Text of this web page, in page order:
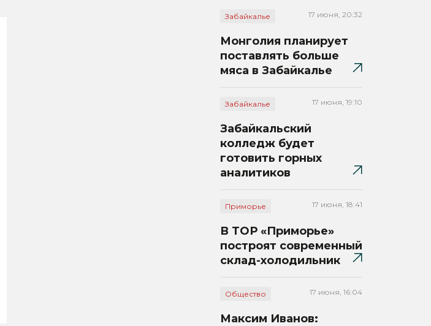
Забайкалье 17 июня, 20:32
Монголия планирует
поставлять больше
мяса в Забайкалье
Забайкалье 17 июня, 19:10
Забайкальский
колледж будет
готовить горных
аналитиков
Приморье 17 июня, 18:41
В ТОР «Приморье»
построят современный
склад-холодильник
Общество 17 июня, 16:04
Максим Иванов: